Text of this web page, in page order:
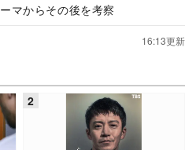
マからその後を考察
16:13更新